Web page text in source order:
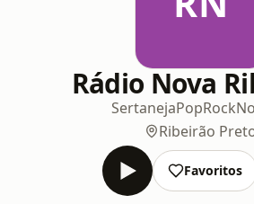
Rádio Nova
SertanejaPopRock
Ribeirão
Favoritos